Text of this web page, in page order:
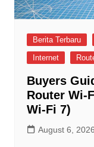
Berita Terbaru
Internet
Buyers
Router Wi-
Wi-Fi 7)
August 6, 2026